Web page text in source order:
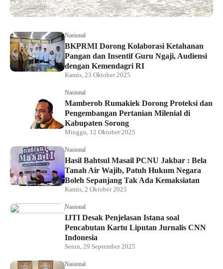
9 bulan lalu
Nasional
BKPRMI Dorong Kolaborasi Ketahanan
Pangan dan Insentif Guru Ngaji, Audiensi
dengan Kemendagri RI
Kamis, 23 Oktober 2025
Nasional
Mamberob Rumakiek Dorong Proteksi dan
Pengembangan Pertanian Milenial di
Kabupaten Sorong
Minggu, 12 Oktober 2025
Nasional
Hasil Bahtsul Masail PCNU Jakbar : Bela
Tanah Air Wajib, Patuh Hukum Negara
Boleh Sepanjang Tak Ada Kemaksiatan
Kamis, 2 Oktober 2025
Nasional
IJTI Desak Penjelasan Istana soal
Pencabutan Kartu Liputan Jurnalis CNN
Indonesia
Senin, 29 September 2025
Nasional